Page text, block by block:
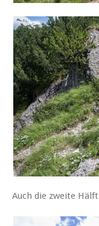
Auch die zweite